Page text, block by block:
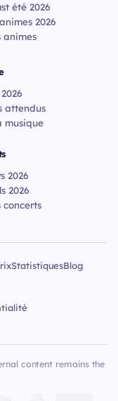
été 2026
2026
animes
attendus
musique
2026
2026
concerts
StatistiquesBlog
content remains the